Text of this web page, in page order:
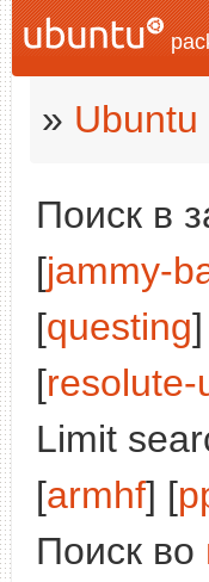
» Ubuntu
Поиск в
[jammy-
[questing
[resolute-
Limit
[armhf] [
Поиск во